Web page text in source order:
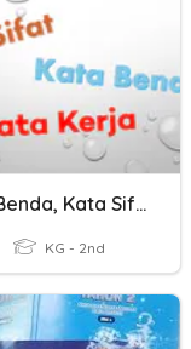
Kata Benda, Kata Sifat, Dan Kata Kerja
KG - 2nd